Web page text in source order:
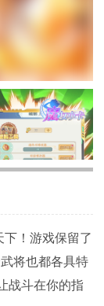
下！游戏保留了
将也都各具特
战斗在你的指